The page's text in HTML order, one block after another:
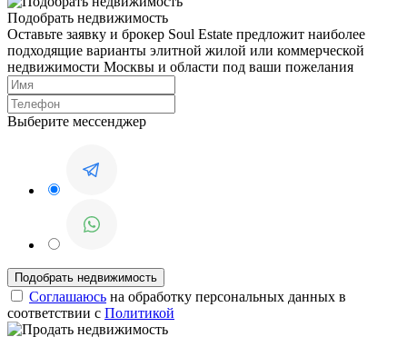
Подобрать недвижимость
Оставьте заявку и брокер Soul Estate предложит наиболее
подходящие варианты элитной жилой или коммерческой
недвижимости Москвы и области под ваши пожелания
Выберите мессенджер
Соглашаюсь на обработку персональных данных в
соответствии с Политикой